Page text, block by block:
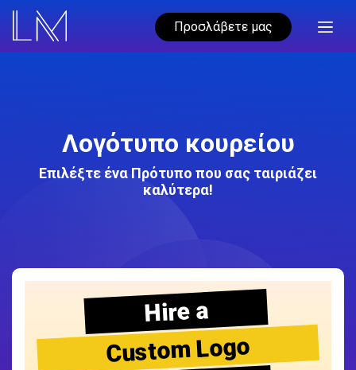
Προσλάβετε μας
Λογότυπο κουρείου
Επιλέξτε ένα Πρότυπο που σας ταιριάζει
καλύτερα!
Hire a
Custom Logo